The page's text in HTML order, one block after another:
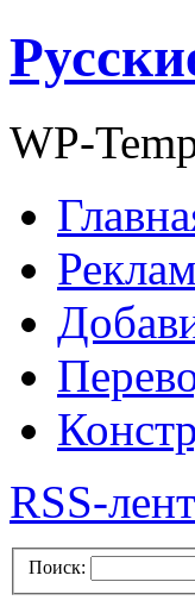
WP-
RSS-
Поиск: